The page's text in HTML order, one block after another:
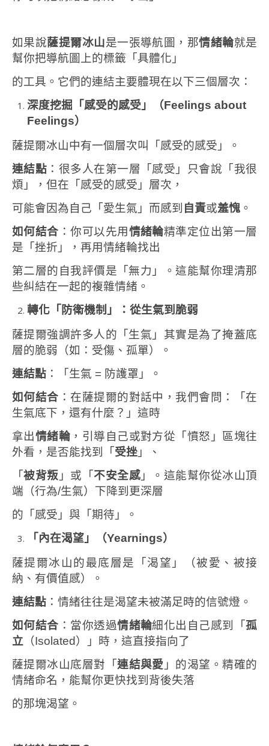
如果說薩提爾冰山是一張導航圖，那情緒輪就是
幫你把導航圖上的標籤「具體化」
的工具。它們的連結主要體現在以下三個層次：
深度挖掘「感受的感受」（Feelings about
Feelings）
薩提爾冰山中有一個層次叫「感受的感受」。
連結點 ：很多人在第一層「感受」只會說「我很
煩」，但在「感受的感受」層次，
可能會因為自己「愛生氣」而感到 自責或羞愧 。
如何結合 ：你可以先用情緒輪精準定位出第一層
是「挫折」，再用情緒輪找出
第二層的自我評價是「無力」。這能幫你理清那
些糾結在一起的複雜情緒。
轉化「防衛機制」：從生氣到脆弱
薩提爾強調許多人的「生氣」其實是為了掩蓋底
層的脆弱（如：受傷、孤單）。
連結點 ：「生氣 = 防護罩」。
如何結合 ：在薩提爾的對話中，我們會問：「在
生氣底下，還有什麼？」這時
拿出情緒輪 ，引導自己或對方從「憤怒」區塊往
外看，是否能找到「 受挫 」、
「被背叛 」或「 不安全感」。這能幫你從冰山頂
端（行為/生氣）下降到更深層
的「感受」與「期待」。
「內在渴望」（Yearnings）
薩提爾冰山的最底層是「渴望」（被愛、被接
納、有價值感）。
連結點 ：情緒往往是渴望未被滿足時的信號燈。
如何結合 ：當你透過情緒輪細化出自己感到「孤
立 （Isolated）」時，這直接指向了
薩提爾冰山底層對「連結與愛 」的渴望。精確的
情緒命名，能幫你更快找到背後失落
的那塊渴望。